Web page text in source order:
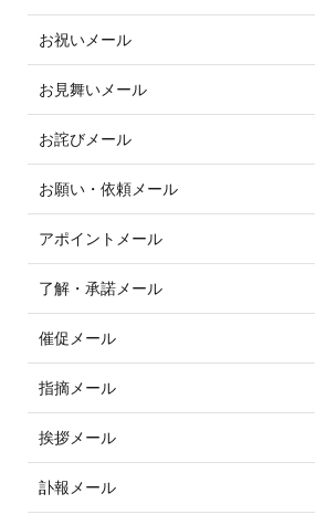
お祝いメール
お見舞いメール
お詫びメール
お願い・依頼メール
アポイントメール
了解・承諾メール
催促メール
指摘メール
挨拶メール
訃報メール